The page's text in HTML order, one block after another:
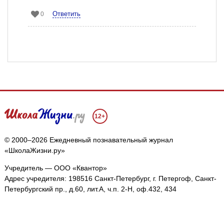
0 Ответить
12+
© 2000–2026 Ежедневный познавательный журнал
«ШколаЖизни.ру»
Учредитель — ООО «Квантор»
Адрес учредителя: 198516 Санкт-Петербург, г. Петергоф, Санкт-
Петербургский пр., д.60, лит.А, ч.п. 2-Н, оф.432, 434